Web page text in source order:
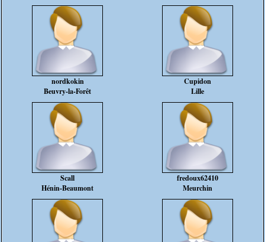
nordkokin
Beuvry-la-Forêt
Cupidon
Lille
Scall
Hénin-Beaumont
fredoux62410
Meurchin